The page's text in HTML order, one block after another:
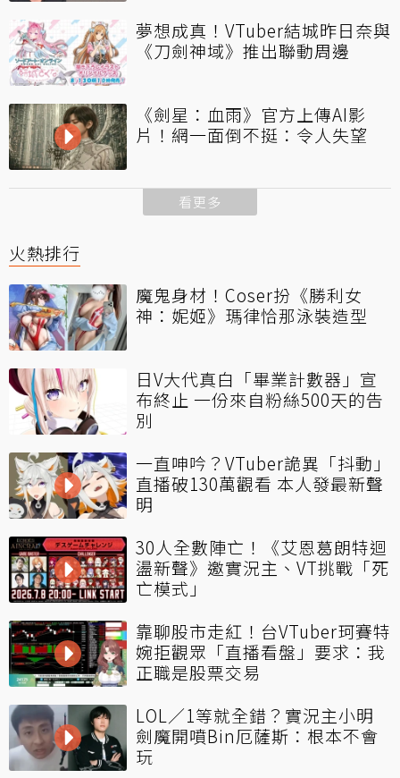
夢想成真！VTuber結城昨日奈與
《刀劍神域》推出聯動周邊
《劍星：血雨》官方上傳AI影
片！網一面倒不挺：令人失望
看更多
火熱排行
魔鬼身材！Coser扮《勝利女
神：妮姬》瑪律恰那泳裝造型
日V大代真白「畢業計數器」宣
布終止 一份來自粉絲500天的告
別
一直呻吟？VTuber詭異「抖動」
直播破130萬觀看 本人發最新聲
明
30人全數陣亡！《艾恩葛朗特迴
盪新聲》邀實況主、VT挑戰「死
亡模式」
靠聊股市走紅！台VTuber珂賽特
婉拒觀眾「直播看盤」要求：我
正職是股票交易
LOL／1等就全錯？實況主小明
劍魔開噴Bin厄薩斯：根本不會
玩